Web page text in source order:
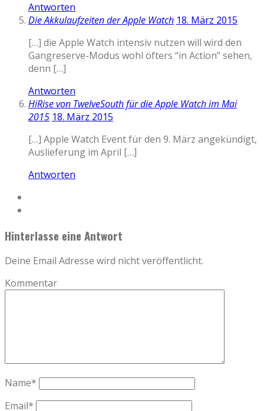
Antworten
Die Akkulaufzeiten der Apple Watch 18. März 2015
[…] die Apple Watch intensiv nutzen will wird den
Gangreserve-Modus wohl öfters “in Action” sehen,
denn […]
Antworten
HiRise von TwelveSouth für die Apple Watch im Mai
2015 18. März 2015
[…] Apple Watch Event für den 9. März angekündigt,
Auslieferung im April […]
Antworten
Hinterlasse eine Antwort
Deine Email Adresse wird nicht veröffentlicht.
Kommentar
Name*
Email*